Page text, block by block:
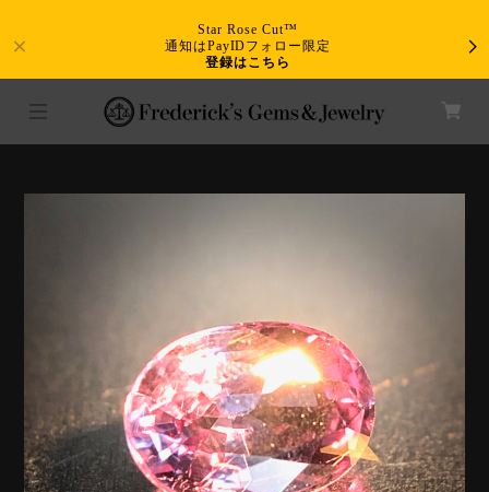
Star Rose Cut™
通知はPayIDフォロー限定
登録はこちら